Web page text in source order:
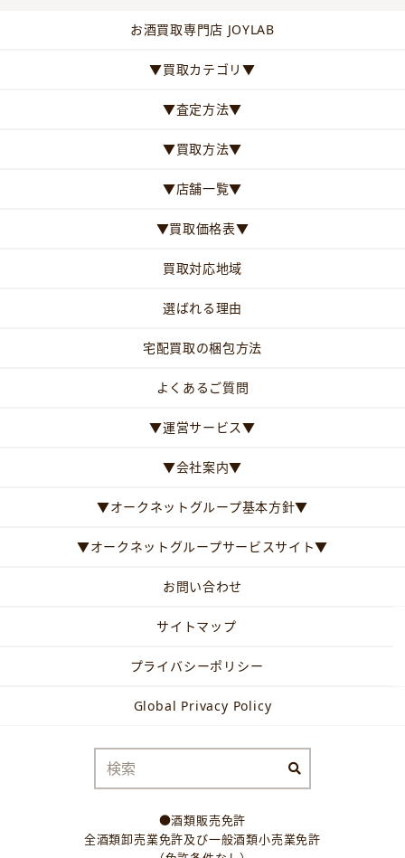
お酒買取専門店 JOYLAB
▼買取カテゴリ▼
▼査定方法▼
▼買取方法▼
▼店舗一覧▼
▼買取価格表▼
買取対応地域
選ばれる理由
宅配買取の梱包方法
よくあるご質問
▼運営サービス▼
▼会社案内▼
▼オークネットグループ基本方針▼
▼オークネットグループサービスサイト▼
お問い合わせ
サイトマップ
プライバシーポリシー
Global Privacy Policy
●酒類販売免許
全酒類卸売業免許及び一般酒類小売業免許